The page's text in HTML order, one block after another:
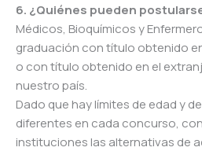
6. ¿Quiénes pueden
Médicos, Bioquímicos y
graduación con título obtenido
o con título obtenido en el
nuestro país.
Dado que hay límites de edad y
diferentes en cada concurso,
instituciones las alternativas de